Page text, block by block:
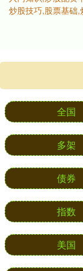
炒股技巧,股票基础,
全国
多架
债券
指数
美国